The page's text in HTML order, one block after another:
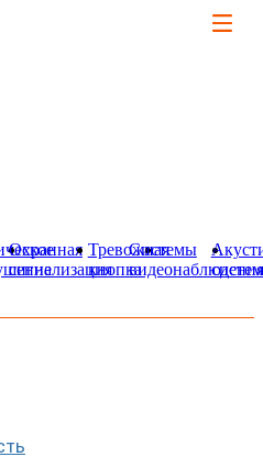
Охранная
сигнализация
Тревожная
кнопка
Системы
видеонаблюдения